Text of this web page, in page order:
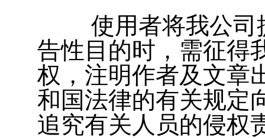
使用者将我公司提
告性目的时，需征得
权，注明作者及文章
和国法律的有关规定
追究有关人员的侵权